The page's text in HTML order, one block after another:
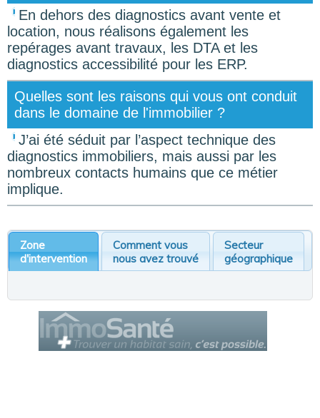
En dehors des diagnostics avant vente et
location, nous réalisons également les
repérages avant travaux, les DTA et les
diagnostics accessibilité pour les ERP.
Quelles sont les raisons qui vous ont conduit
dans le domaine de l'immobilier ?
J’ai été séduit par l’aspect technique des
diagnostics immobiliers, mais aussi par les
nombreux contacts humains que ce métier
implique.
Zone
d'intervention
Comment vous
nous avez trouvé
Secteur
géographique